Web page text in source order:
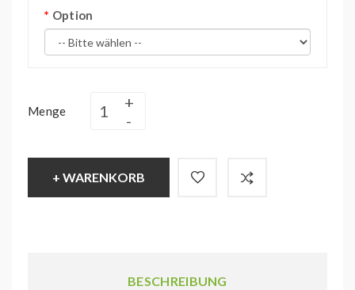
Option
Menge
+ WARENKORB
BESCHREIBUNG